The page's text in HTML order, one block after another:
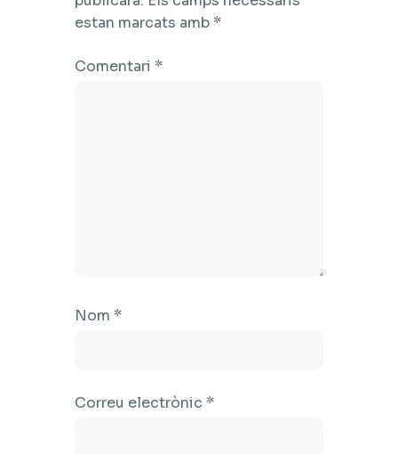
estan marcats amb*
Comentari *
Nom *
Correu electrònic *